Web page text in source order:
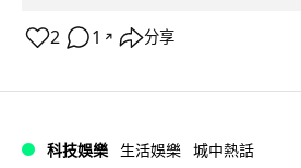
2 1 ↗ 分享
科技娛樂 生活娛樂 城中熱話